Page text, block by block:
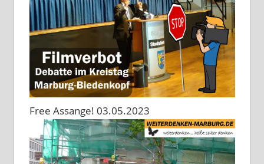
Free Assange! 03.05.2023